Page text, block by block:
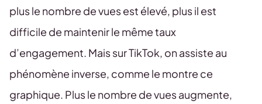
plus le nombre de vues est élevé, plus il est
difficile de maintenir le même taux
d’engagement. Mais sur TikTok, on assiste au
phénomène inverse, comme le montre ce
graphique. Plus le nombre de vues augmente,